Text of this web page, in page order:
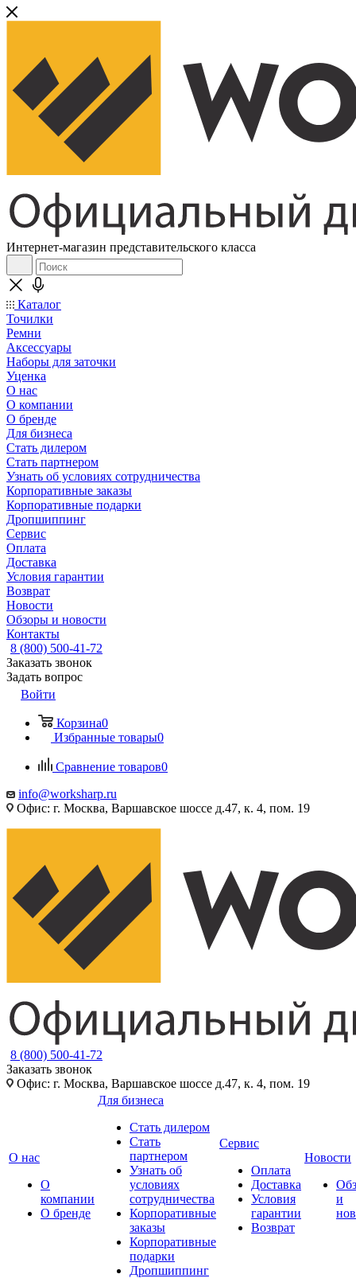
Интернет-магазин представительского класса
Каталог
Точилки
Ремни
Аксессуары
Наборы для заточки
Уценка
О нас
О компании
О бренде
Для бизнеса
Стать дилером
Стать партнером
Узнать об условиях сотрудничества
Корпоративные заказы
Корпоративные подарки
Дропшиппинг
Сервис
Оплата
Доставка
Условия гарантии
Возврат
Новости
Обзоры и новости
Контакты
8 (800) 500-41-72
Заказать звонок
Задать вопрос
Войти
Корзина0
Избранные товары0
Сравнение товаров0
info@worksharp.ru
Офис: г. Москва, Варшавское шоссе д.47, к. 4, пом. 19
8 (800) 500-41-72
Заказать звонок
Офис: г. Москва, Варшавское шоссе д.47, к. 4, пом. 19
О нас
О
компании
О бренде
Для бизнеса
Стать дилером
Стать
партнером
Узнать об
условиях
сотрудничества
Корпоративные
заказы
Корпоративные
подарки
Дропшиппинг
Сервис
Оплата
Доставка
Условия
гарантии
Возврат
Новости
и